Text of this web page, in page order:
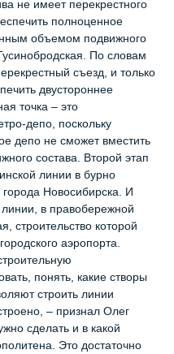
не имеет перекрестного
полноценное
объемом подвижного
По словам
съезд, и только
двустороннее
точка – это
депо, поскольку
депо не сможет вместить
состава. Второй этап
линии в бурно
Новосибирска. И
в правобережной
строительство которой
аэропорта.
понять, какие створы
строить линии
– признал Олег
сделать и в какой
Это достаточно